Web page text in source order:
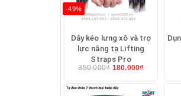
-49%
Dây kéo lưng xô và trợ
lực nâng tạ Lifting
Straps Pro
350.000₫ 180.000₫